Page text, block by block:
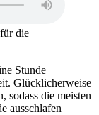
die
Stunde
Glücklicherweise
sodass die meisten
ausschlafen